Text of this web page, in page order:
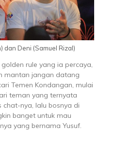
dan Deni (Samuel Rizal)
rule yang ia percaya,
mantan jangan datang
Temen Kondangan, mulai
teman yang ternyata
nya, lalu bosnya di
banget untuk mau
yang bernama Yusuf.